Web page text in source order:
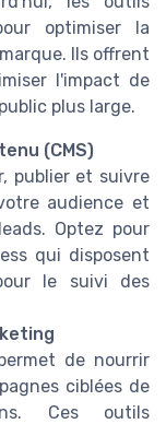
optimiser la
Ils offrent
l'impact de
plus large.
(CMS)
publier et suivre
audience et
Optez pour
qui disposent
le suivi des
de nourrir
ciblées de
Ces outils